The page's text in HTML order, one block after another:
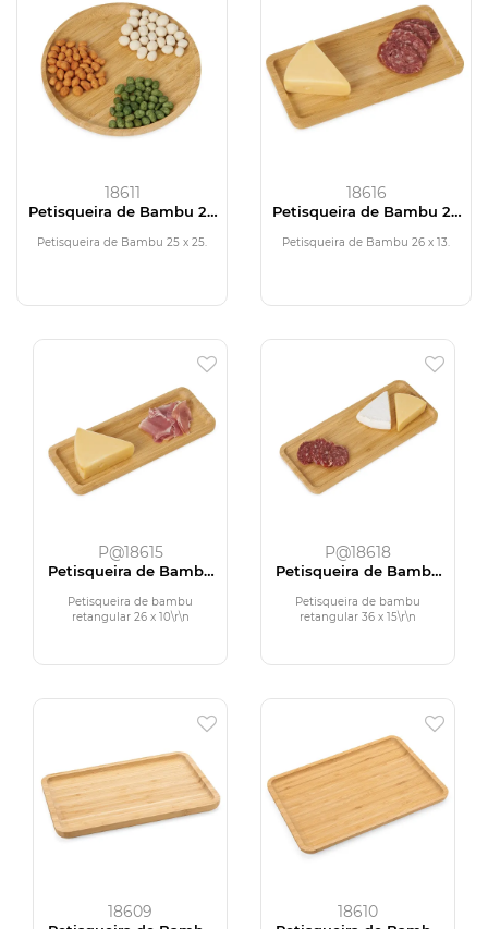
18611
Petisqueira de Bambu 25
Petisqueira de Bambu 25 x 25.
18616
Petisqueira de Bambu 26
Petisqueira de Bambu 26 x 13.
P@18615
Petisqueira de Bambu
Petisqueira de bambu
retangular 26 x 10\r\n
P@18618
Petisqueira de Bambu
Petisqueira de bambu
retangular 36 x 15\r\n
18609 18610